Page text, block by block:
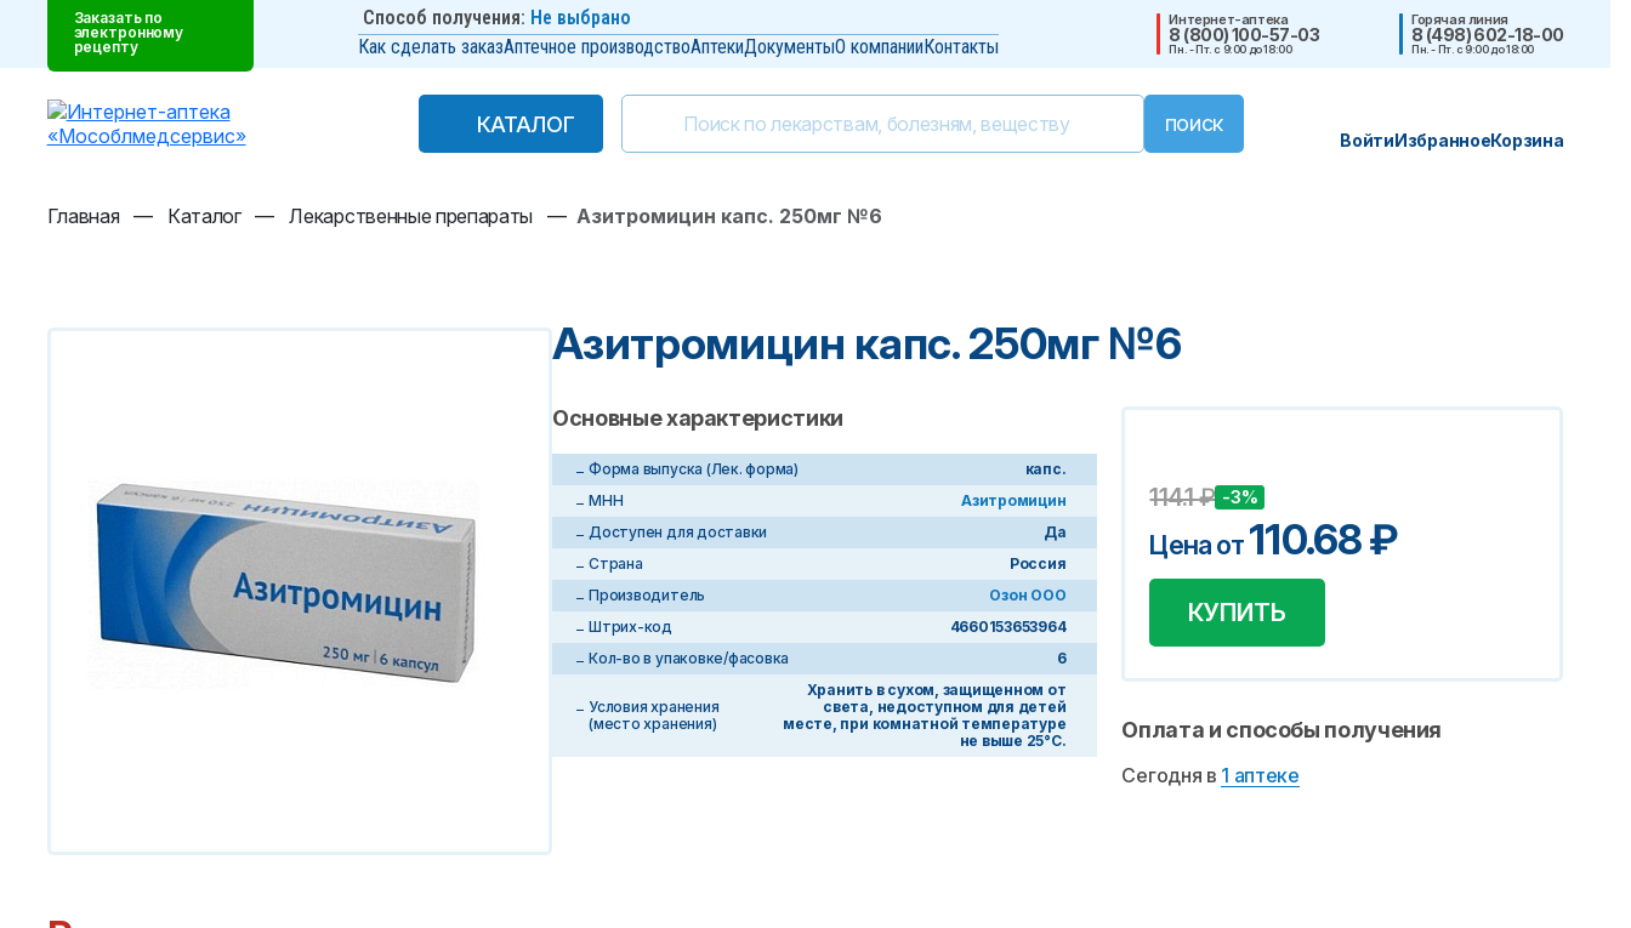
Заказать по
электронному
рецепту
Способ получения: Не выбрано
Как сделать заказАптечное производствоАптекиДокументыО компанииКонтакты
Интернет-аптека
8 (800) 100-57-03
Пн. - Пт. с 9:00 до 18:00
Горячая линия
8 (498) 602-18-00
Пн. - Пт. с 9:00 до 18:00
КАТАЛОГ
КАТАЛОГ
ВойтиИзбранноеКорзина
Главная — Каталог — Лекарственные препараты — Азитромицин капс. 250мг №6
Азитромицин капс. 250мг №6
Основные характеристики
Форма выпуска (Лек. форма)
капс.
МНН
Азитромицин
Доступен для доставки
Да
Страна
Россия
Производитель
Озон ООО
Штрих-код
4660153653964
Кол-во в упаковке/фасовка
6
Условия хранения
(место хранения)
Хранить в сухом, защищенном от
света, недоступном для детей
месте, при комнатной температуре
не выше 25°С.
114.1₽ -3%
Цена от110.68₽
КУПИТЬ
Оплата и способы получения
Сегодня в 1 аптеке